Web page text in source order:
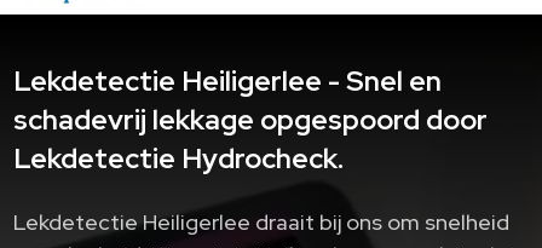
Lekdetectie Heiligerlee - Snel en
schadevrij lekkage opgespoord door
Lekdetectie Hydrocheck.
Lekdetectie Heiligerlee draait bij ons om snelheid